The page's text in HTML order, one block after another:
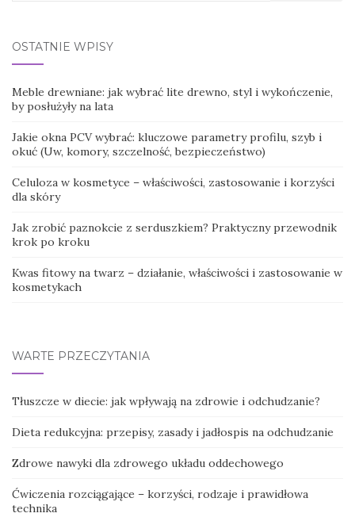
OSTATNIE WPISY
Meble drewniane: jak wybrać lite drewno, styl i wykończenie,
by posłużyły na lata
Jakie okna PCV wybrać: kluczowe parametry profilu, szyb i
okuć (Uw, komory, szczelność, bezpieczeństwo)
Celuloza w kosmetyce – właściwości, zastosowanie i korzyści
dla skóry
Jak zrobić paznokcie z serduszkiem? Praktyczny przewodnik
krok po kroku
Kwas fitowy na twarz – działanie, właściwości i zastosowanie w
kosmetykach
WARTE PRZECZYTANIA
Tłuszcze w diecie: jak wpływają na zdrowie i odchudzanie?
Dieta redukcyjna: przepisy, zasady i jadłospis na odchudzanie
Zdrowe nawyki dla zdrowego układu oddechowego
Ćwiczenia rozciągające – korzyści, rodzaje i prawidłowa
technika